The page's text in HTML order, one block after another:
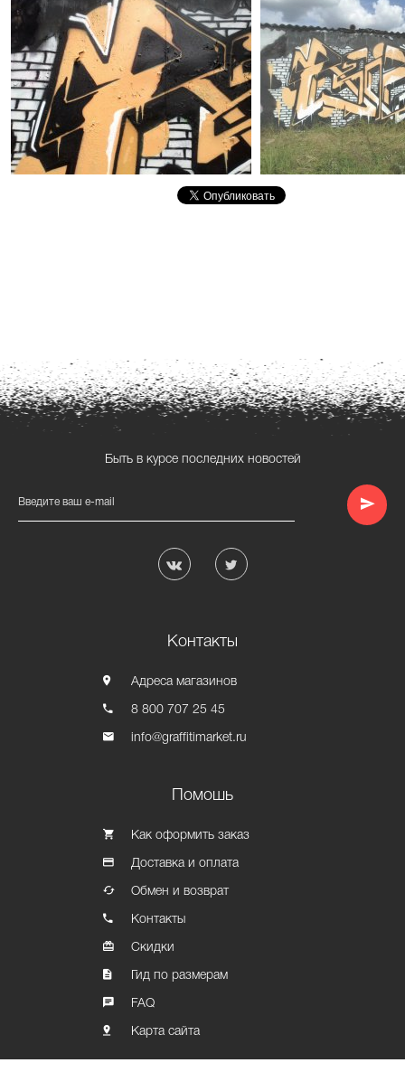
Быть в курсе последних новостей
Введите ваш e-mail
Контакты
Адреса магазинов
8 800 707 25 45
info@graffitimarket.ru
Помошь
Как оформить заказ
Доставка и оплата
Обмен и возврат
Контакты
Скидки
Гид по размерам
FAQ
Карта сайта